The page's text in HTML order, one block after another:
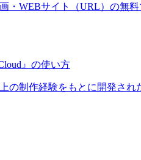
・WEBサイト（URL）の無
』の使い方
上の制作経験をもとに開発さ